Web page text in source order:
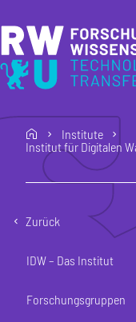
home
Institute
Institut für Digitalen
Zurück
IDW – Das Institut
Forschungsgruppen